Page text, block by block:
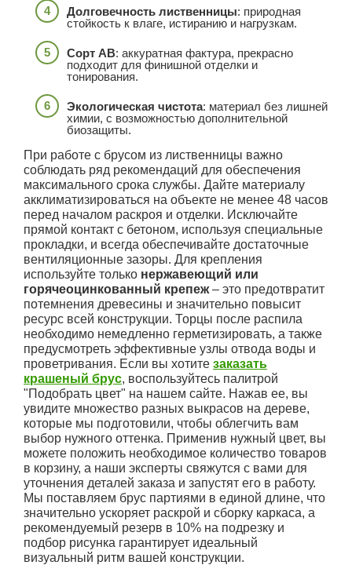
Долговечность лиственницы: природная
стойкость к влаге, истиранию и нагрузкам.
Сорт АВ: аккуратная фактура, прекрасно
подходит для финишной отделки и
тонирования.
Экологическая чистота: материал без лишней
химии, с возможностью дополнительной
биозащиты.
При работе с брусом из лиственницы важно
соблюдать ряд рекомендаций для обеспечения
максимального срока службы. Дайте материалу
акклиматизироваться на объекте не менее 48 часов
перед началом раскроя и отделки. Исключайте
прямой контакт с бетоном, используя специальные
прокладки, и всегда обеспечивайте достаточные
вентиляционные зазоры. Для крепления
используйте только нержавеющий или
горячеоцинкованный крепеж– это предотвратит
потемнения древесины и значительно повысит
ресурс всей конструкции. Торцы после распила
необходимо немедленно герметизировать, а также
предусмотреть эффективные узлы отвода воды и
проветривания. Если вы хотите заказать
крашеный брус, воспользуйтесь палитрой
"Подобрать цвет" на нашем сайте. Нажав ее, вы
увидите множество разных выкрасов на дереве,
которые мы подготовили, чтобы облегчить вам
выбор нужного оттенка. Применив нужный цвет, вы
можете положить необходимое количество товаров
в корзину, а наши эксперты свяжутся с вами для
уточнения деталей заказа и запустят его в работу.
Мы поставляем брус партиями в единой длине, что
значительно ускоряет раскрой и сборку каркаса, а
рекомендуемый резерв в 10% на подрезку и
подбор рисунка гарантирует идеальный
визуальный ритм вашей конструкции.